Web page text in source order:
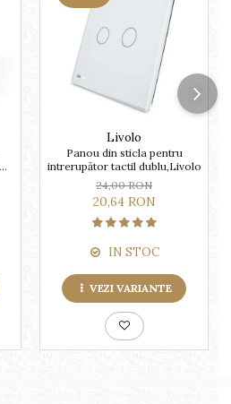
Livolo
Panou din sticla pentru
intrerupător tactil dublu,Livolo
24,00 RON
20,64 RON
IN STOC
VEZI VARIANTE